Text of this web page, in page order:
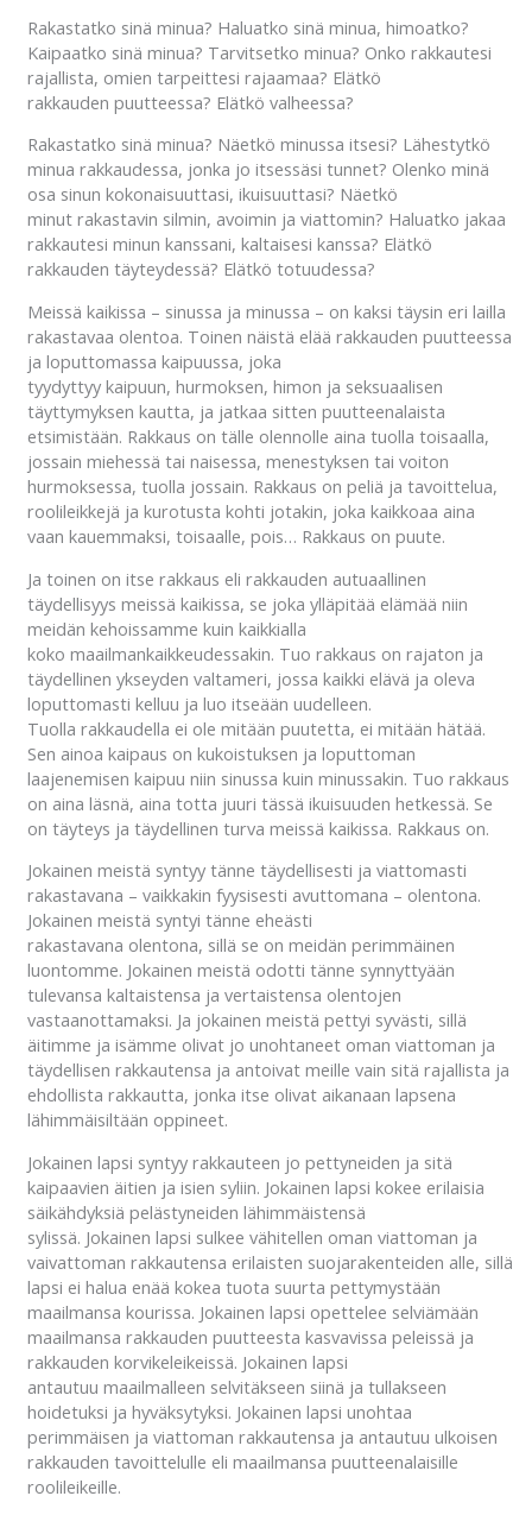
Rakastatko sinä minua? Haluatko sinä minua, himoatko?
Kaipaatko sinä minua? Tarvitsetko minua? Onko rakkautesi
rajallista, omien tarpeittesi rajaamaa? Elätkö
rakkauden puutteessa? Elätkö valheessa?
Rakastatko sinä minua? Näetkö minussa itsesi? Lähestytkö
minua rakkaudessa, jonka jo itsessäsi tunnet? Olenko minä
osa sinun kokonaisuuttasi, ikuisuuttasi? Näetkö
minut rakastavin silmin, avoimin ja viattomin? Haluatko jakaa
rakkautesi minun kanssani, kaltaisesi kanssa? Elätkö
rakkauden täyteydessä? Elätkö totuudessa?
Meissä kaikissa – sinussa ja minussa – on kaksi täysin eri lailla
rakastavaa olentoa. Toinen näistä elää rakkauden puutteessa
ja loputtomassa kaipuussa, joka
tyydyttyy kaipuun, hurmoksen, himon ja seksuaalisen
täyttymyksen kautta, ja jatkaa sitten puutteenalaista
etsimistään. Rakkaus on tälle olennolle aina tuolla toisaalla,
jossain miehessä tai naisessa, menestyksen tai voiton
hurmoksessa, tuolla jossain. Rakkaus on peliä ja tavoittelua,
roolileikkejä ja kurotusta kohti jotakin, joka kaikkoaa aina
vaan kauemmaksi, toisaalle, pois… Rakkaus on puute.
Ja toinen on itse rakkaus eli rakkauden autuaallinen
täydellisyys meissä kaikissa, se joka ylläpitää elämää niin
meidän kehoissamme kuin kaikkialla
koko maailmankaikkeudessakin. Tuo rakkaus on rajaton ja
täydellinen ykseyden valtameri, jossa kaikki elävä ja oleva
loputtomasti kelluu ja luo itseään uudelleen.
Tuolla rakkaudella ei ole mitään puutetta, ei mitään hätää.
Sen ainoa kaipaus on kukoistuksen ja loputtoman
laajenemisen kaipuu niin sinussa kuin minussakin. Tuo rakkaus
on aina läsnä, aina totta juuri tässä ikuisuuden hetkessä. Se
on täyteys ja täydellinen turva meissä kaikissa. Rakkaus on.
Jokainen meistä syntyy tänne täydellisesti ja viattomasti
rakastavana – vaikkakin fyysisesti avuttomana – olentona.
Jokainen meistä syntyi tänne eheästi
rakastavana olentona, sillä se on meidän perimmäinen
luontomme. Jokainen meistä odotti tänne synnyttyään
tulevansa kaltaistensa ja vertaistensa olentojen
vastaanottamaksi. Ja jokainen meistä pettyi syvästi, sillä
äitimme ja isämme olivat jo unohtaneet oman viattoman ja
täydellisen rakkautensa ja antoivat meille vain sitä rajallista ja
ehdollista rakkautta, jonka itse olivat aikanaan lapsena
lähimmäisiltään oppineet.
Jokainen lapsi syntyy rakkauteen jo pettyneiden ja sitä
kaipaavien äitien ja isien syliin. Jokainen lapsi kokee erilaisia
säikähdyksiä pelästyneiden lähimmäistensä
sylissä. Jokainen lapsi sulkee vähitellen oman viattoman ja
vaivattoman rakkautensa erilaisten suojarakenteiden alle, sillä
lapsi ei halua enää kokea tuota suurta pettymystään
maailmansa kourissa. Jokainen lapsi opettelee selviämään
maailmansa rakkauden puutteesta kasvavissa peleissä ja
rakkauden korvikeleikeissä. Jokainen lapsi
antautuu maailmalleen selvitäkseen siinä ja tullakseen
hoidetuksi ja hyväksytyksi. Jokainen lapsi unohtaa
perimmäisen ja viattoman rakkautensa ja antautuu ulkoisen
rakkauden tavoittelulle eli maailmansa puutteenalaisille
roolileikeille.